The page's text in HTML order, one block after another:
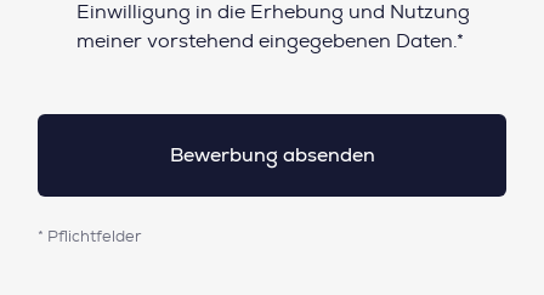
Einwilligung in die Erhebung und Nutzung
meiner vorstehend eingegebenen Daten.*
* Pflichtfelder